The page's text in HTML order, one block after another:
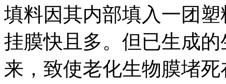
填料因其内部填入一团
挂膜快且多。但已生成
来，致使老化生物膜堵